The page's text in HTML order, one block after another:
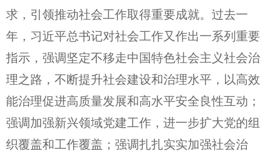
求，引领推动社会工作取得重要成就。过去一
年，习近平总书记对社会工作又作出一系列重要
指示，强调坚定不移走中国特色社会主义社会治
理之路，不断提升社会建设和治理水平，以高效
能治理促进高质量发展和高水平安全良性互动；
强调加强新兴领域党建工作，进一步扩大党的组
织覆盖和工作覆盖；强调扎扎实实加强社会治